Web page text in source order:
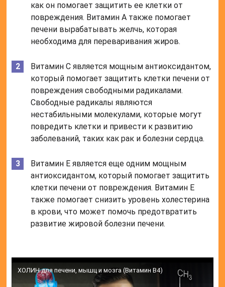
как он помогает защитить ее клетки от
повреждения. Витамин А также помогает
печени вырабатывать желчь, которая
необходима для переваривания жиров.
Витамин С является мощным антиоксидантом,
который помогает защитить клетки печени от
повреждения свободными радикалами.
Свободные радикалы являются
нестабильными молекулами, которые могут
повредить клетки и привести к развитию
заболеваний, таких как рак и болезни сердца.
Витамин Е является еще одним мощным
антиоксидантом, который помогает защитить
клетки печени от повреждения. Витамин Е
также помогает снизить уровень холестерина
в крови, что может помочь предотвратить
развитие жировой болезни печени.
ХОЛИН для печени, мышц и мозга (Витамин B4)